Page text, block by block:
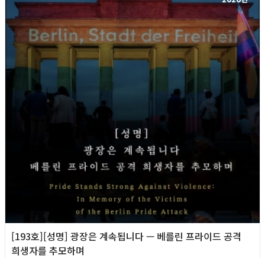
[193호][성명] 광장은 계속됩니다 — 베를린 프라이드 공격
희생자를 추모하며